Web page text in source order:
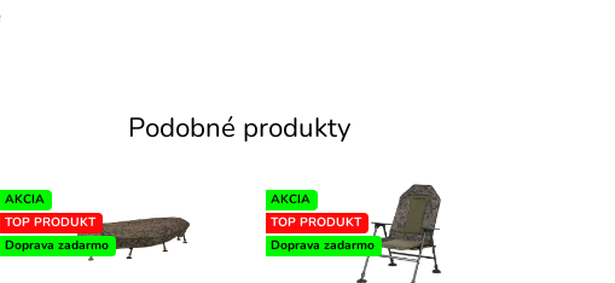
Podobné produkty
AKCIA
TOP PRODUKT
Doprava zadarmo
AKCIA
TOP PRODUKT
Doprava zadarmo